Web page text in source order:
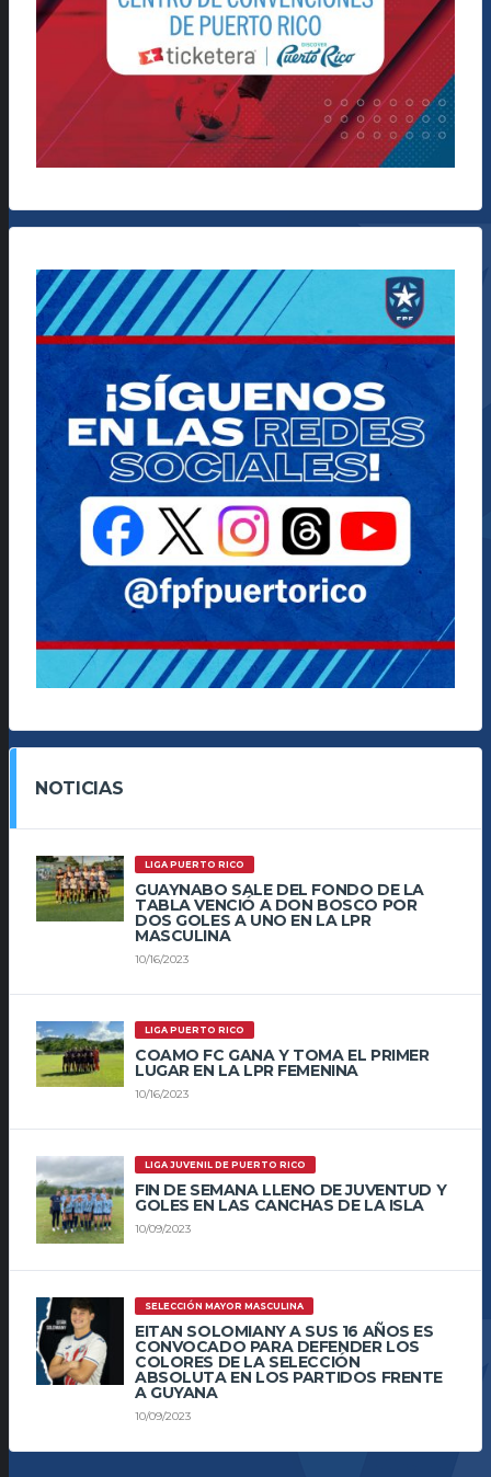
NOTICIAS
LIGA PUERTO RICO
GUAYNABO SALE DEL FONDO DE LA
TABLA VENCIÓ A DON BOSCO POR
DOS GOLES A UNO EN LA LPR
MASCULINA
10/16/2023
LIGA PUERTO RICO
COAMO FC GANA Y TOMA EL PRIMER
LUGAR EN LA LPR FEMENINA
10/16/2023
LIGA JUVENIL DE PUERTO RICO
FIN DE SEMANA LLENO DE JUVENTUD Y
GOLES EN LAS CANCHAS DE LA ISLA
10/09/2023
SELECCIÓN MAYOR MASCULINA
EITAN SOLOMIANY A SUS 16 AÑOS ES
CONVOCADO PARA DEFENDER LOS
COLORES DE LA SELECCIÓN
ABSOLUTA EN LOS PARTIDOS FRENTE
A GUYANA
10/09/2023